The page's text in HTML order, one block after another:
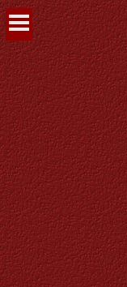
Voir
le
contenu